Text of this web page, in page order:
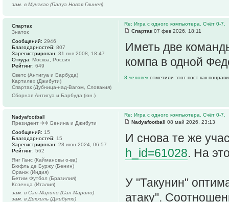
зам. в Мунгкас (Папуа Новая Гвинея)
Re: Игра с одного компьютера. Счёт 0-7.
Спартак 07 фев 2026, 18:11
Иметь две
компа в одной
8 человекотметили этот пост как
Спартак
Знаток
Сообщений: 2946
Благодарностей: 807
Зарегистрирован: 31 янв 2008, 18:47
Откуда: Москва, Россия
Рейтинг: 649
Светс (Антигуа и Барбуда)
Картилех (Джибути)
Спартак (Дубница-над-Вагом, Словакия)
Сборная Антигуа и Барбуда (юн.)
Re: Игра с одного компьютера. Счёт 0-7.
Nadyafootball
08 май 2026, 23:13
И снова те же
h_id=61028. На
У "Такунин"
атаку".
Nadyafootball
Президент ФФ Бенина и Джибути
Сообщений: 15
Благодарностей: 15
Зарегистрирован: 28 июн 2024, 06:57
Рейтинг: 562
Янг Ганс (Каймановы о-ва)
Бюфль де Буржу (Бенин)
Оранж (Индия)
Бетим Футбол (Бразилия)
Козенца (Италия)
зам. в Сан-Марино (Сан-Марино)
зам. в Дикхиль (Джибути)